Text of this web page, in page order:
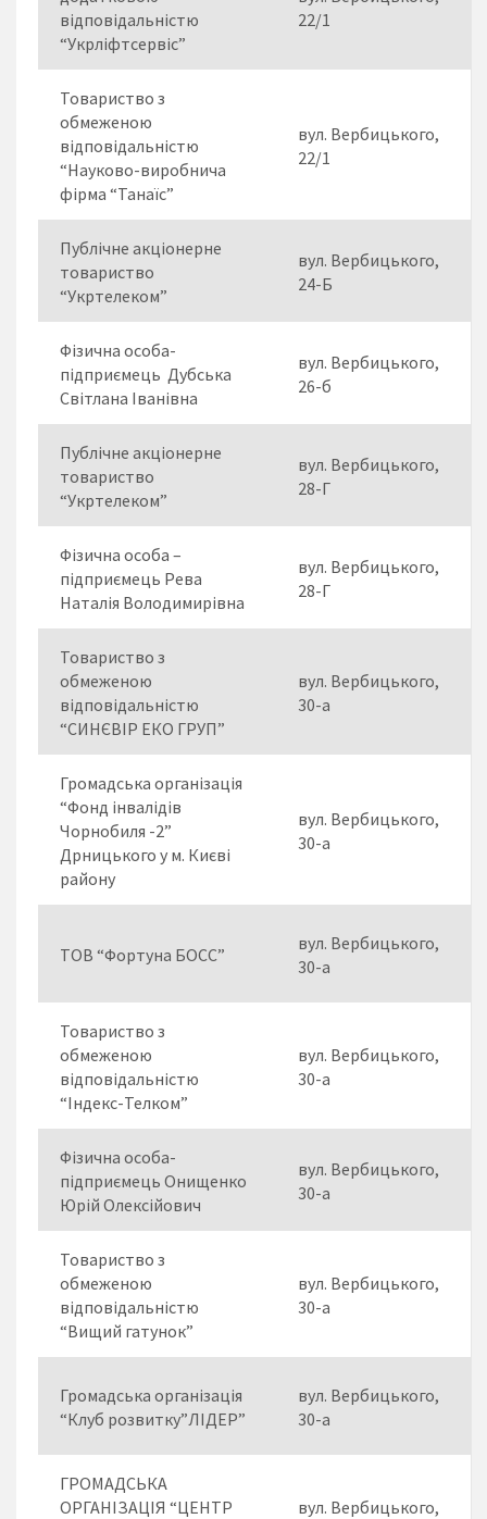
відповідальністю
“Укрліфтсервіс”
22/1
Товариство з
обмеженою
відповідальністю
“Науково-виробнича
фірма “Танаїс”
вул. Вербицького,
22/1
Публічне акціонерне
товариство
“Укртелеком”
вул. Вербицького,
24-Б
Фізична особа-
підприємець Дубська
Світлана Іванівна
вул. Вербицького,
26-б
Публічне акціонерне
товариство
“Укртелеком”
вул. Вербицького,
28-Г
Фізична особа –
підприємець Рева
Наталія Володимирівна
вул. Вербицького,
28-Г
Товариство з
обмеженою
відповідальністю
“СИНЄВІР ЕКО ГРУП”
вул. Вербицького,
30-а
Громадська організація
“Фонд інвалідів
Чорнобиля -2”
Дрницького у м. Києві
району
вул. Вербицького,
30-а
ТОВ “Фортуна БОСС”
вул. Вербицького,
30-а
Товариство з
обмеженою
відповідальністю
“Індекс-Телком”
вул. Вербицького,
30-а
Фізична особа-
підприємець Онищенко
Юрій Олексійович
вул. Вербицького,
30-а
Товариство з
обмеженою
відповідальністю
“Вищий гатунок”
вул. Вербицького,
30-а
Громадська організація
“Клуб розвитку”ЛІДЕР”
вул. Вербицького,
30-а
ГРОМАДСЬКА
ОРГАНІЗАЦІЯ “ЦЕНТР
вул. Вербицького,